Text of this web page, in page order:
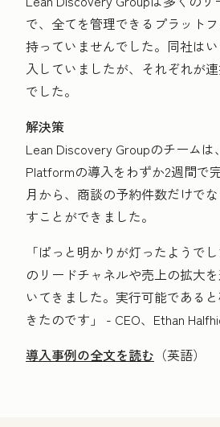
で、全てを管理できるプラット
持っていませんでした。同社は
入していましたが、それぞれが
でした。
解決策
Lean Discovery Groupのチーム
Platformの導入をわずか2週間で
月から、商談の予約件数だけで
すことができました。
「ぱっと明かりが灯ったようで
のリードチャネルや売上の拡大
いてきました。実行可能である
きたのです」 - CEO、Ethan
導入事例の全文を読む （英語）